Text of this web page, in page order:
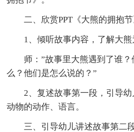
二、欣赏PPT《大熊的拥抱节
1、倾听故事内容，了解大熊
师：”故事里大熊遇到了谁
么？他们是怎么说的？”
2、复述故事第一段，引导
动物的动作、语言。
三、引导幼儿讲述故事第二